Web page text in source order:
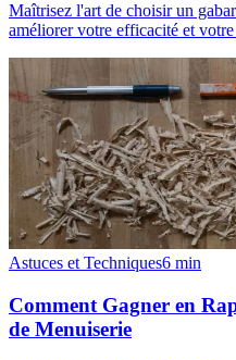
Maîtrisez l'art de choisir un
améliorer votre efficacité et
Astuces et Techniques6 min
Comment Gagner en
de Menuiserie